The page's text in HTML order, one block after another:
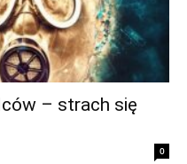
– strach się
0